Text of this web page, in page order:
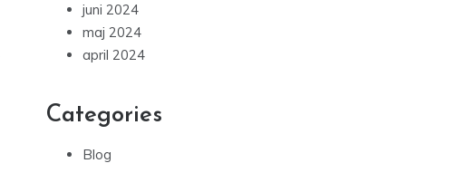
juni 2024
maj 2024
april 2024
Categories
Blog